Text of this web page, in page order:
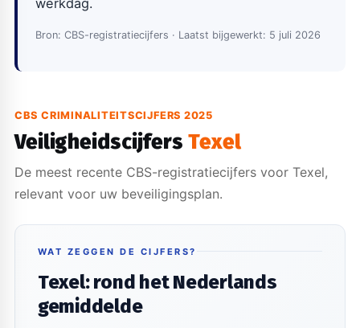
werkdag.
Bron: CBS-registratiecijfers · Laatst bijgewerkt: 5 juli 2026
CBS CRIMINALITEITSCIJFERS 2025
Veiligheidscijfers Texel
De meest recente CBS-registratiecijfers voor Texel,
relevant voor uw beveiligingsplan.
WAT ZEGGEN DE CIJFERS?
Texel: rond het Nederlands
gemiddelde